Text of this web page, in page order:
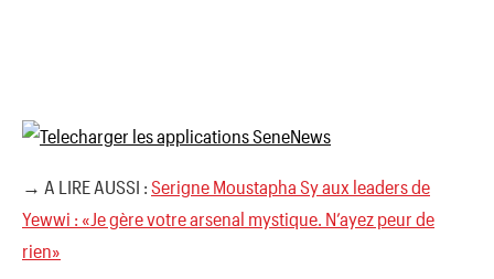
→ A LIRE AUSSI : Serigne Moustapha Sy aux leaders de
Yewwi : «Je gère votre arsenal mystique. N’ayez peur de
rien»